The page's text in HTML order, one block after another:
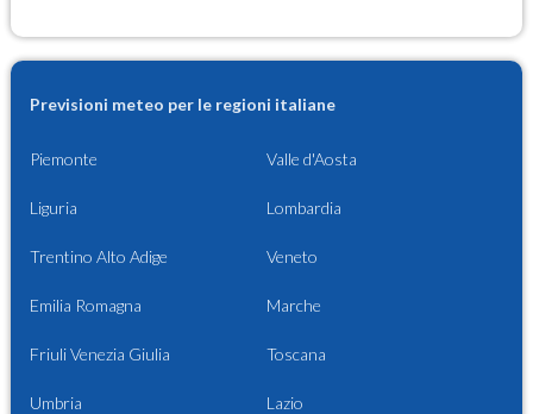
Previsioni meteo per le regioni italiane
Piemonte Valle d'Aosta
Liguria Lombardia
Trentino Alto Adige Veneto
Emilia Romagna Marche
Friuli Venezia Giulia Toscana
Umbria Lazio